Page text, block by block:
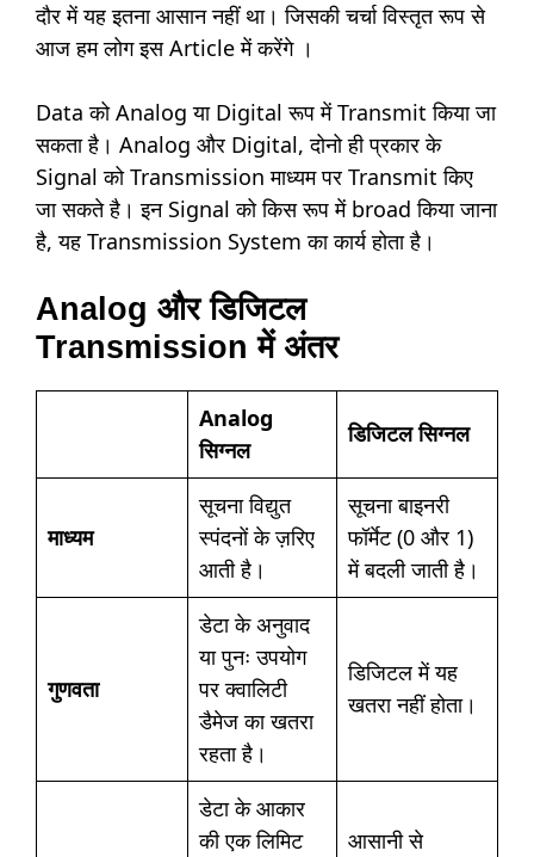
दौर में यह इतना आसान नहीं था। जिसकी चर्चा विस्तृत रूप से
आज हम लोग इस Article में करेंगे ।
Data को Analog या Digital रूप में Transmit किया जा
सकता है। Analog और Digital, दोनो ही प्रकार के
Signal को Transmission माध्यम पर Transmit किए
जा सकते है। इन Signal को किस रूप में broad किया जाना
है, यह Transmission System का कार्य होता है।
Analog और डिजिटल
Transmission में अंतर
Analog
सिग्नल
डिजिटल सिग्नल
माध्यम
सूचना विद्युत
स्पंदनों के ज़रिए
आती है।
सूचना बाइनरी
फॉर्मेट (0 और 1)
में बदली जाती है।
गुणवता
डेटा के अनुवाद
या पुनः उपयोग
पर क्वालिटी
डैमेज का खतरा
रहता है।
डिजिटल में यह
खतरा नहीं होता।
डेटा के आकार
की एक लिमिट
आसानी से